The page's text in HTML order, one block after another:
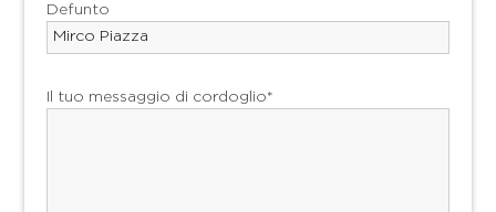
Defunto
Il tuo messaggio di cordoglio*